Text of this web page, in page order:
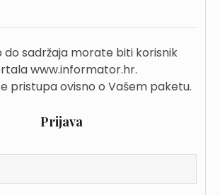
do sadržaja morate biti korisnik
www.informator.hr.
pristupa ovisno o Vašem paketu.
Prijava